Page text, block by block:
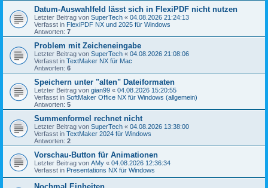
Datum-Auswahlfeld lässt sich in FlexiPDF nicht nutzen
Letzter Beitrag von SuperTech « 04.08.2026 21:24:13
Verfasst in FlexiPDF NX und 2025 für Windows
Antworten: 7
Problem mit Zeicheneingabe
Letzter Beitrag von SuperTech « 04.08.2026 21:08:06
Verfasst in TextMaker NX für Mac
Antworten: 6
Speichern unter "alten" Dateiformaten
Letzter Beitrag von gian99 « 04.08.2026 15:20:55
Verfasst in SoftMaker Office NX für Windows (allgemein)
Antworten: 5
Summenformel rechnet nicht
Letzter Beitrag von SuperTech « 04.08.2026 13:38:00
Verfasst in TextMaker 2024 für Windows
Antworten: 2
Vorschau-Button für Animationen
Letzter Beitrag von AMy « 04.08.2026 12:36:34
Verfasst in Presentations NX für Windows